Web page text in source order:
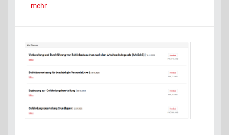
mehr